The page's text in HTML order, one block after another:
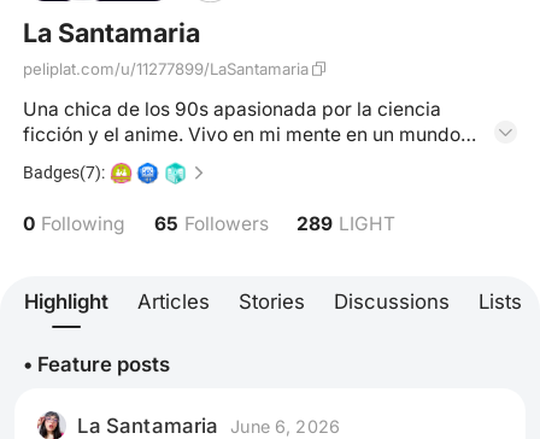
La Santamaria
peliplat.com/u/11277899/LaSantamaria
Una chica de los 90s apasionada por la ciencia
ficción y el anime. Vivo en mi mente en un mundo
distópico. Cinéfila🎬 Escritora♡ Podcaster♡ Arte♡
Danza♡ Insta: @lasantamariasintilde
Badges(7):
0 Following 65 Followers 289 LIGHT
Highlight Articles Stories Discussions Lists
• Feature posts
La Santamaria June 6, 2026